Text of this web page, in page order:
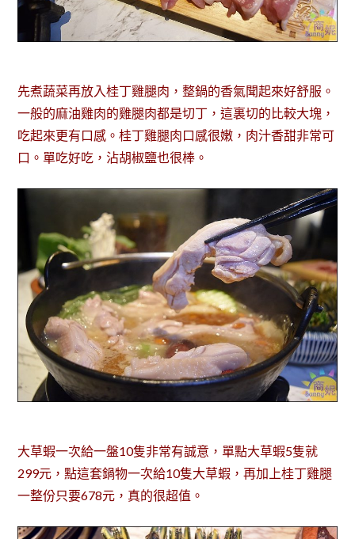
先煮蔬菜再放入桂丁雞腿肉，整鍋的香氣聞起來好舒服。
一般的麻油雞肉的雞腿肉都是切丁，這裏切的比較大塊，
吃起來更有口感。桂丁雞腿肉口感很嫩，肉汁香甜非常可
口。單吃好吃，沾胡椒鹽也很棒。
大草蝦一次給一盤10隻非常有誠意，單點大草蝦5隻就
299元，點這套鍋物一次給10隻大草蝦，再加上桂丁雞腿
一整份只要678元，真的很超值。